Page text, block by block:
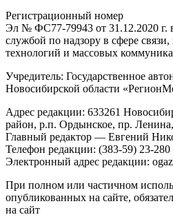
Регистрационный номер
Эл № ФС77-79943 от 31.12.2020 г.
службой по надзору в сфере
технологий и массовых
Учредитель: Государственное
Новосибирской области
Адрес редакции: 633261
район, р.п. Ордынское, пр.
Главный редактор — Евгений
Телефон редакции: (383-59) 23-280
Электронный адрес редакции:
При полном или частичном
опубликованных на сайте,
на сайт